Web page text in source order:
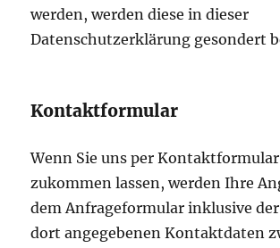
werden, werden diese in dieser
Datenschutzerklärung gesondert
Kontaktformular
Wenn Sie uns per
zukommen lassen, werden Ihre
dem Anfrageformular inklusive
dort angegebenen Kontaktdaten